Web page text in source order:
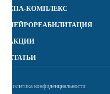
СПА-КОМПЛЕКС
НЕЙРОРЕАБИЛИТАЦИЯ
АКЦИИ
СТАТЬИ
Политика конфиденциальности